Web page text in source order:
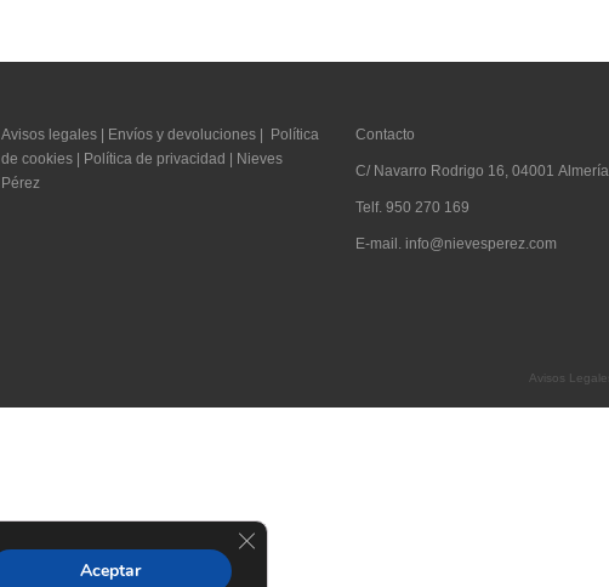
Avisos legales| Envíos y devoluciones|
Política
de cookies| Política de privacidad
Nieves
Pérez
Contacto
C/ Navarro Rodrigo 16, 04001 Almería
Telf. 950 270 169
E-mail. info@nievesperez.com
Avisos
Aceptar
Cerrar el banner de cookies RGPD